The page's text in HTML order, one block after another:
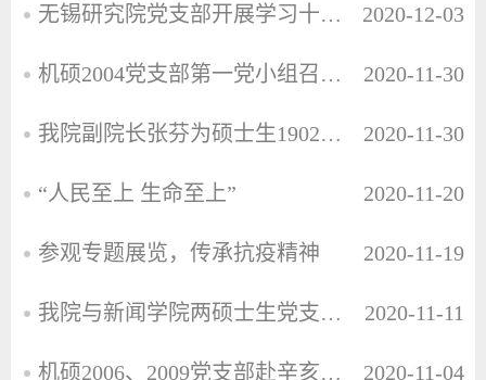
无锡研究院党支部开展学习十九届五中全会精神与“不忘初心、牢记使命”主题教育成果特色党日活动 2020-12-03
机硕2004党支部第一党小组召开纪念恩格斯同志诞辰200周年专题党小组会 2020-11-30
我院副院长张芬为硕士生1902党支部讲授党课 2020-11-30
“人民至上 生命至上” 2020-11-20
参观专题展览，传承抗疫精神 2020-11-19
我院与新闻学院两硕士生党支部联合开展主题党日活动 2020-11-11
机硕2006、2009党支部赴辛亥革命博物馆开展特色党日活动 2020-11-04